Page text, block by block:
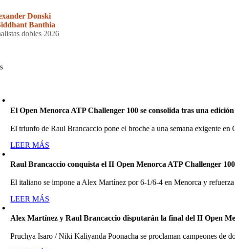
Donski
Banthia
dobles 2026
El Open Menorca ATP Challenger 100 se consolida tras una
El triunfo de Raul Brancaccio pone el broche a una semana exigente
LEER MÁS
Raul Brancaccio conquista el II Open Menorca ATP Challenger 100
El italiano se impone a Alex Martínez por 6-1/6-4 en Menorca y
LEER MÁS
Alex Martínez y Raul Brancaccio disputarán la final del II Open
Pruchya Isaro / Niki Kaliyanda Poonacha se proclaman campeones de